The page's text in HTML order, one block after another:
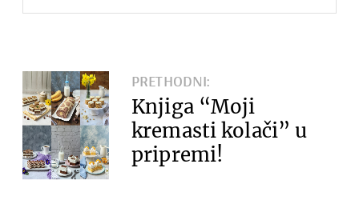
PRETHODNI:
Knjiga “Moji
kremasti kolači” u
pripremi!